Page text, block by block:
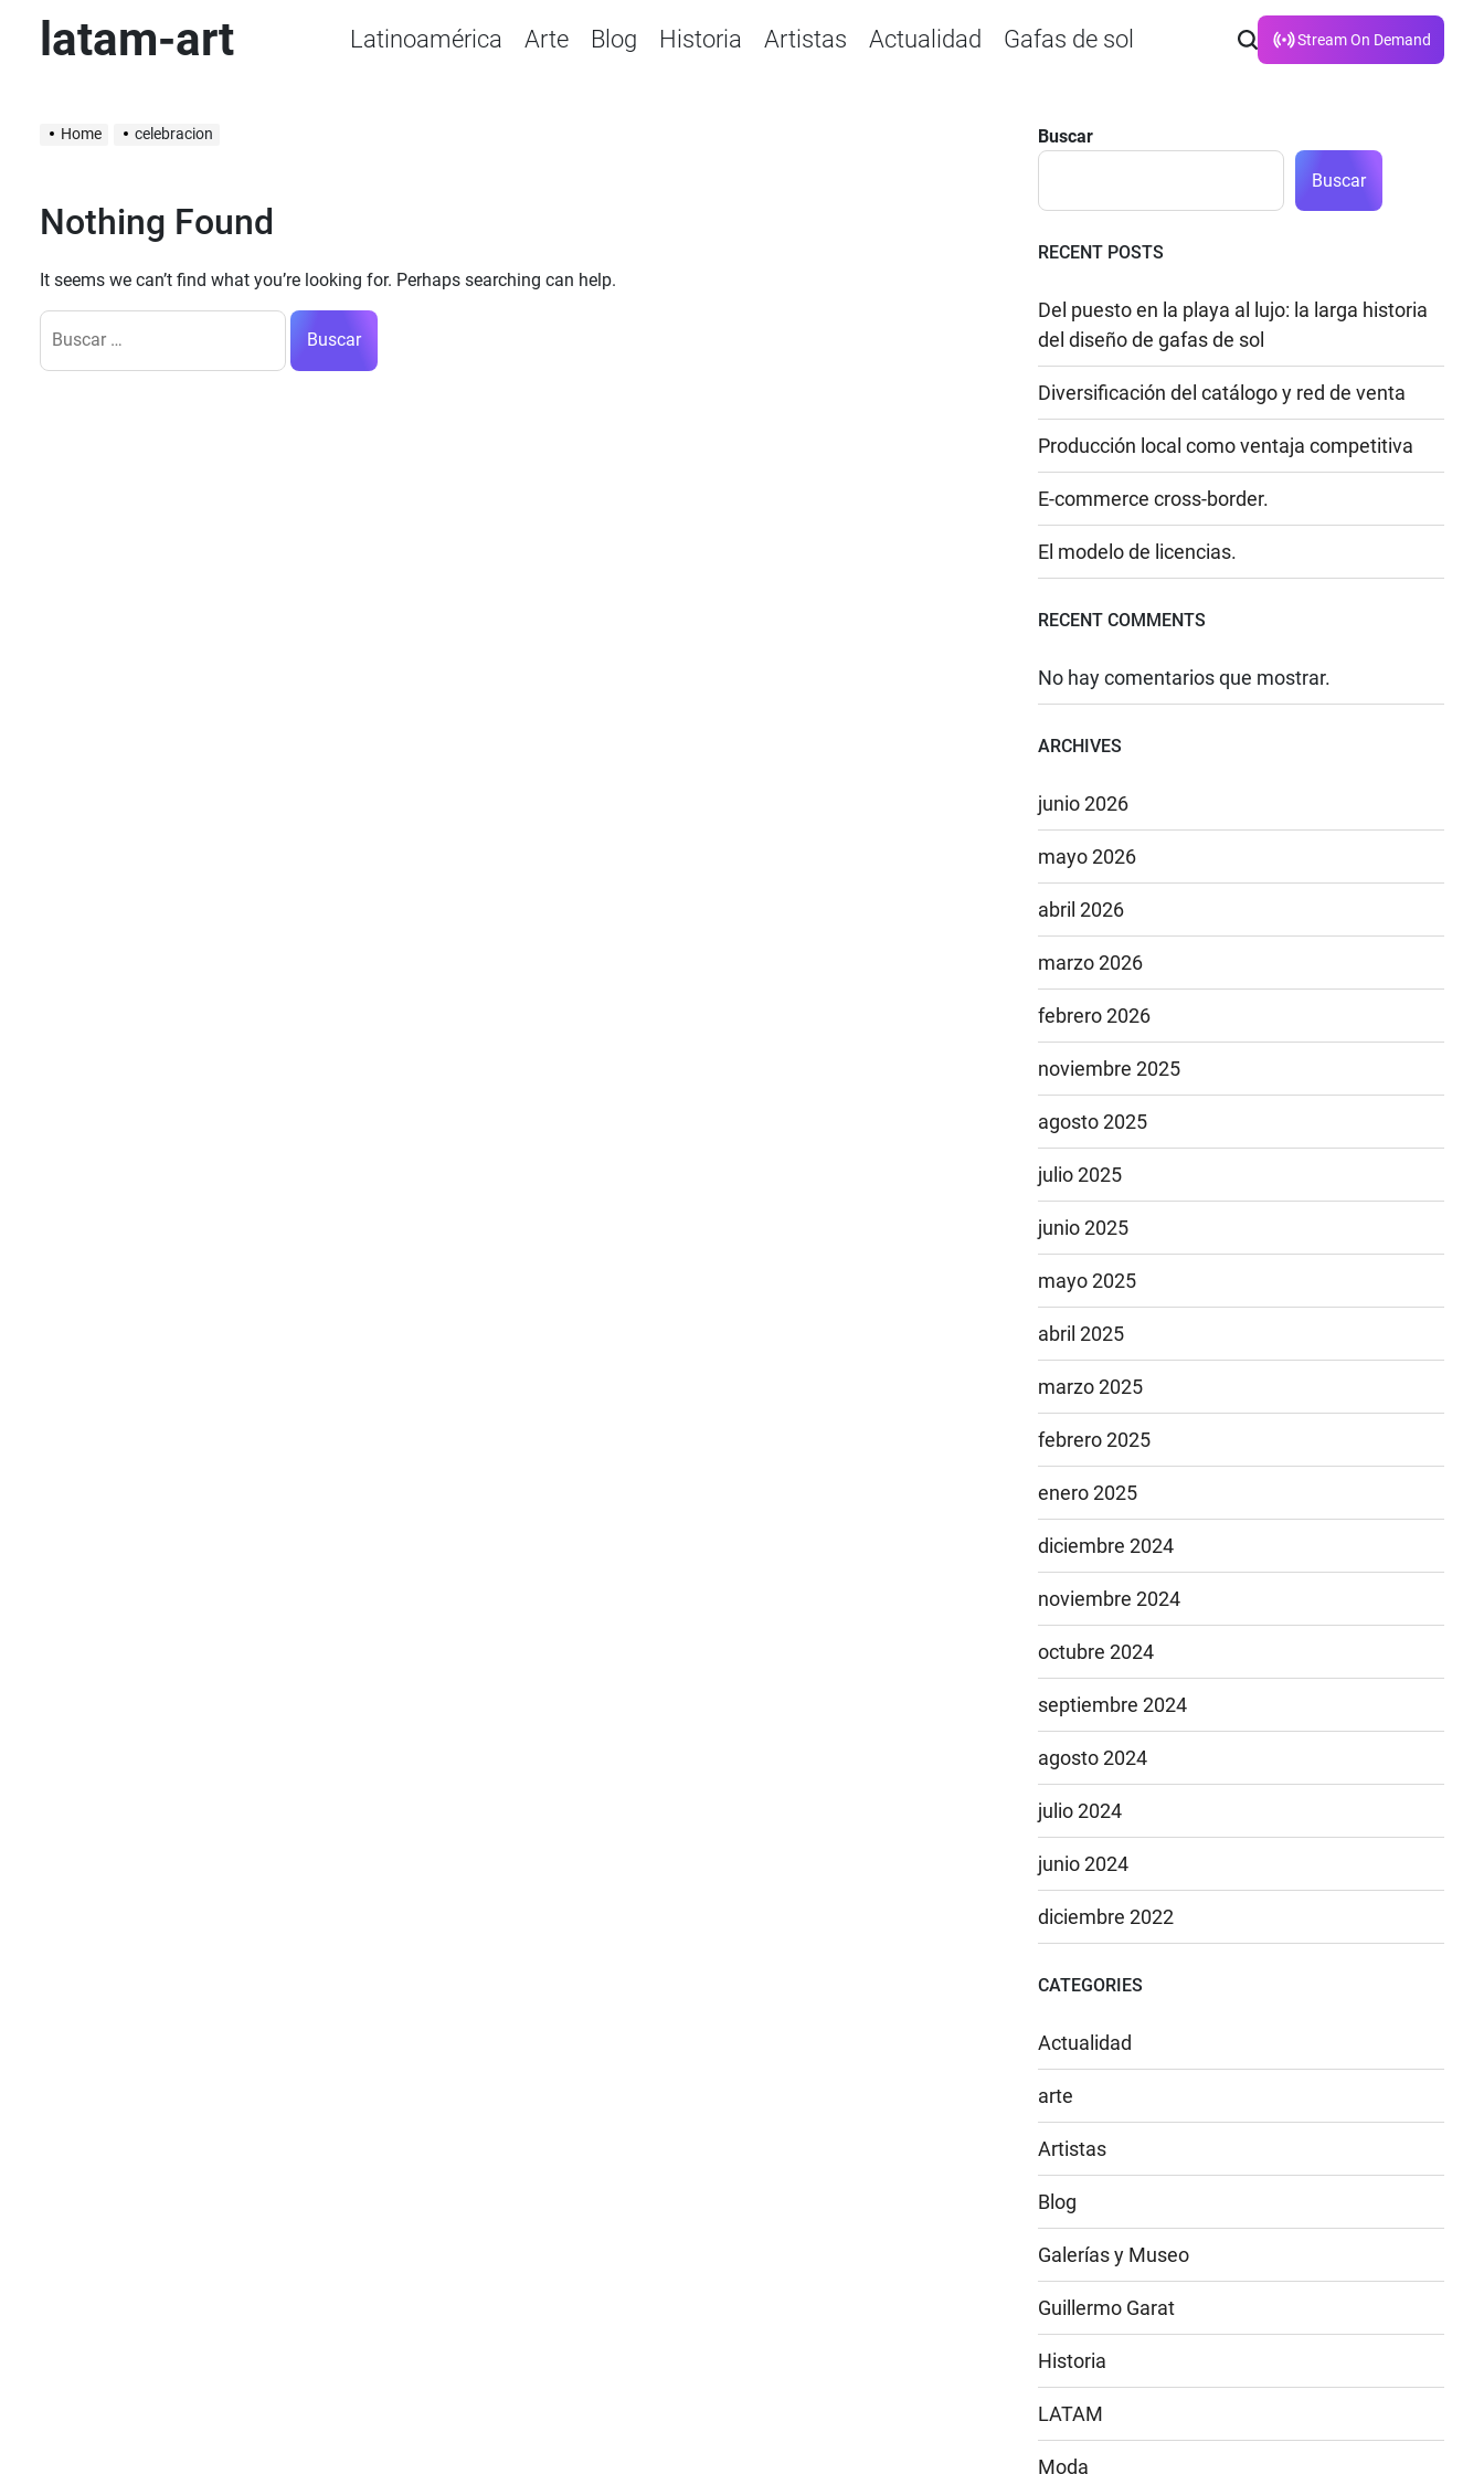
latam-art Latinoamérica Arte Blog Historia Artistas Actualidad Gafas de sol Stream On Demand
Home celebracion
Nothing Found
It seems we can’t find what you’re looking for. Perhaps searching can help.
Buscar:
Buscar
Buscar
RECENT POSTS
Del puesto en la playa al lujo: la larga historia
del diseño de gafas de sol
Diversificación del catálogo y red de venta
Producción local como ventaja competitiva
E-commerce cross-border.
El modelo de licencias.
RECENT COMMENTS
No hay comentarios que mostrar.
ARCHIVES
junio 2026
mayo 2026
abril 2026
marzo 2026
febrero 2026
noviembre 2025
agosto 2025
julio 2025
junio 2025
mayo 2025
abril 2025
marzo 2025
febrero 2025
enero 2025
diciembre 2024
noviembre 2024
octubre 2024
septiembre 2024
agosto 2024
julio 2024
junio 2024
diciembre 2022
CATEGORIES
Actualidad
arte
Artistas
Blog
Galerías y Museo
Guillermo Garat
Historia
LATAM
Moda